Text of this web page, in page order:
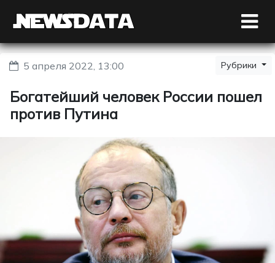
5 апреля 2022, 13:00 Рубрики
Богатейший человек России пошел
против Путина